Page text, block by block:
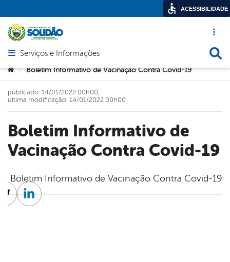
Acesso
Abrir menu principal de navegação
Serviços e Informações
Você está aqui:
> Boletim Informativo de Vacinação Contra Covid-19
Boletim Informativo de
Vacinação Contra Covid-19
publicado: 14/01/2022 00h00,
última modificação: 14/01/2022 00h00
Boletim Informativo de Vacinação Contra Covid-19
TwitterLinkedin
ACESSIBILIDADE